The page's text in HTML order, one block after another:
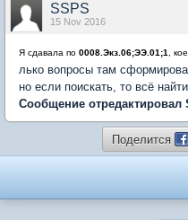
SSPS
15 Nov 2016
Я сдавала по 0008.Экз.06;ЭЭ.01;1 ,
лько вопросы там
но если поискать, то всё
Сообщение отредактировал
Поделится